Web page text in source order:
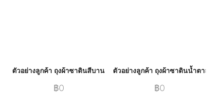
ตัวอย่างลูกค้า ถุงผ้าซาตินสีบานเย็ยสกรีนสองสี
฿0
ตัวอย่างลูกค้า ถุงผ้าซาตินน้ำตาลอ
฿0